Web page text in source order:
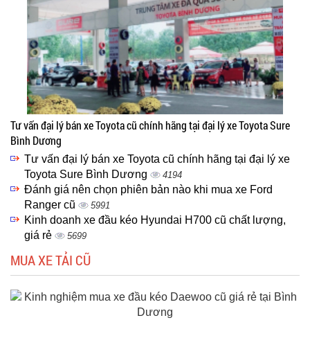
Tư vấn đại lý bán xe Toyota cũ chính hãng tại đại lý xe Toyota Sure
Bình Dương
Tư vấn đại lý bán xe Toyota cũ chính hãng tại đại lý xe
Toyota Sure Bình Dương
4194
Đánh giá nên chọn phiên bản nào khi mua xe Ford
Ranger cũ
5991
Kinh doanh xe đầu kéo Hyundai H700 cũ chất lượng,
giá rẻ
5699
MUA XE TẢI CŨ